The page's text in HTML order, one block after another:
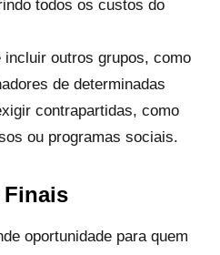
todos os custos do
incluir outros grupos, como
de determinadas
contrapartidas, como
ou programas sociais.
Finais
oportunidade para quem